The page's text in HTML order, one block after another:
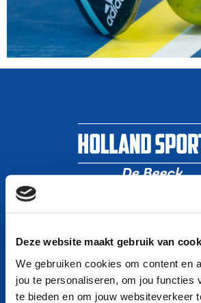
Deze website maakt gebruik van
We gebruiken cookies om content en
jou te personaliseren, om jou functies
te bieden en om jouw websiteverkeer
Privacyverklaring
Cameraprotocol
Algemene voorwaarden